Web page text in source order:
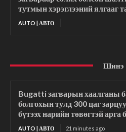
тутмын хэрэглээний ялгааг
AUTO | АВТО
Шинэ
Bugatti загварын хаалганы
болгохын тулд 300 цаг
бүтээх нарийн төвөгтэй арга
AUTO | АВТО 21 minutes ago